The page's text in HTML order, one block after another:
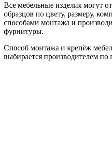
Все мебельные изделия могут
образцов по цвету, размеру,
способами монтажа и
фурнитуры.
Способ монтажа и крепёж
выбирается производителем